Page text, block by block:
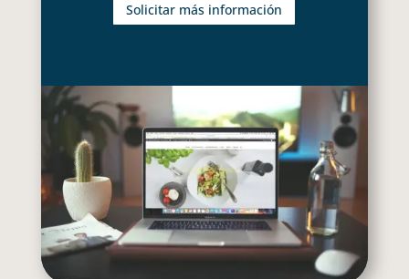
Solicitar más información